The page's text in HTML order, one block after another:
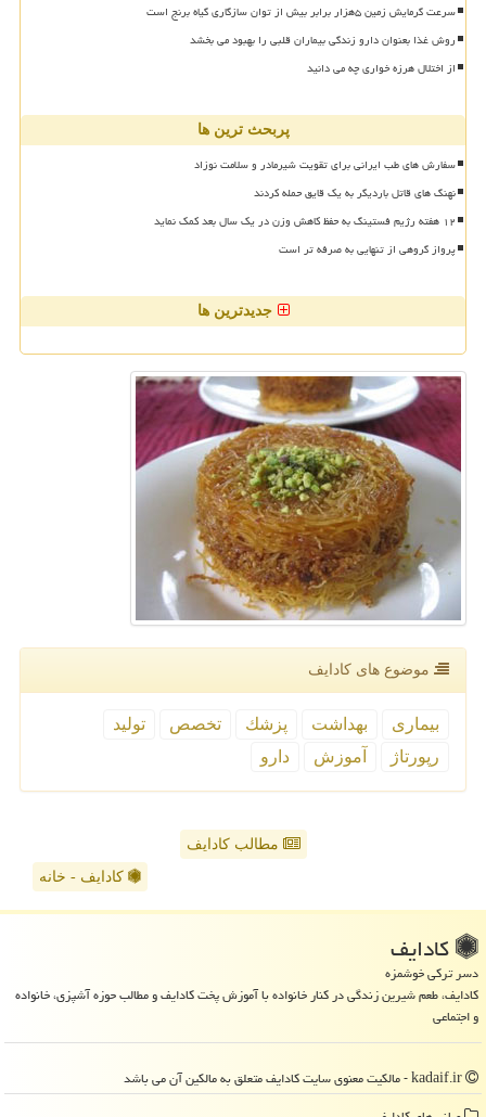
سرعت گرمایش زمین ۵هزار برابر بیش از توان سازگاری گیاه برنج است
روش غذا بعنوان دارو زندگی بیماران قلبی را بهبود می بخشد
از اختلال هرزه خواری چه می دانید
پربحث ترین ها
سفارش های طب ایرانی برای تقویت شیرمادر و سلامت نوزاد
نهنگ های قاتل باردیگر به یک قایق حمله کردند
۱۲ هفته رژیم فستینگ به حفظ کاهش وزن در یک سال بعد کمک نماید
پرواز گروهی از تنهایی به صرفه تر است
جدیدترین ها
موضوع های كادایف
بیماری بهداشت پزشك تخصص
تولید
رپورتاژ
آموزش دارو
مطالب کادایف
کادایف - خانه
كادایف
دسر ترکی خوشمزه
کادایف، طعم شیرین زندگی در کنار خانواده با آموزش پخت کادایف و مطالب حوزه آشپزی، خانواده
و اجتماعی